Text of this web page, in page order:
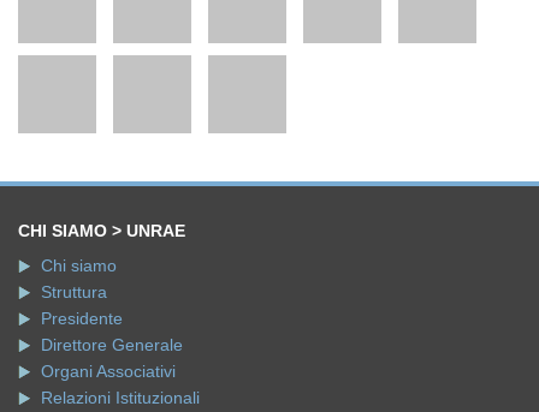
CHI SIAMO > UNRAE
Chi siamo
Struttura
Presidente
Direttore Generale
Organi Associativi
Relazioni Istituzionali